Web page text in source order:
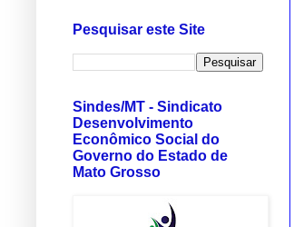
Pesquisar este Site
Sindes/MT - Sindicato
Desenvolvimento
Econômico Social do
Governo do Estado de
Mato Grosso